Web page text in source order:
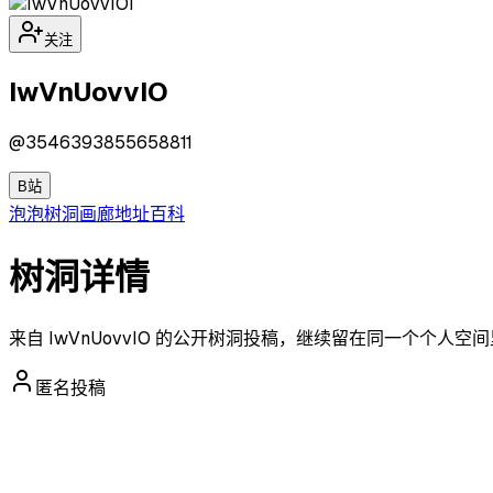
关注
IwVnUovvIO
@3546393855658811
B站
泡泡树洞画廊地址百科
树洞详情
来自 IwVnUovvIO 的公开树洞投稿，继续留在同一个个人空间
匿名投稿